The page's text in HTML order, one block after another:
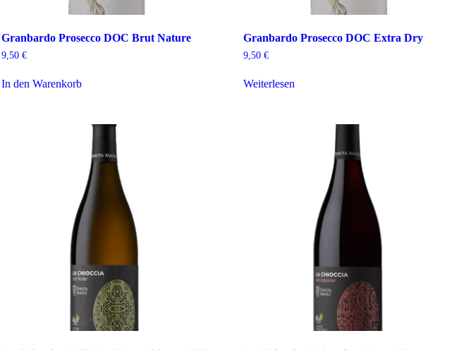
Granbardo Prosecco DOC Brut Nature
9,50 €
In den Warenkorb
Granbardo Prosecco DOC Extra Dry
9,50 €
Weiterlesen